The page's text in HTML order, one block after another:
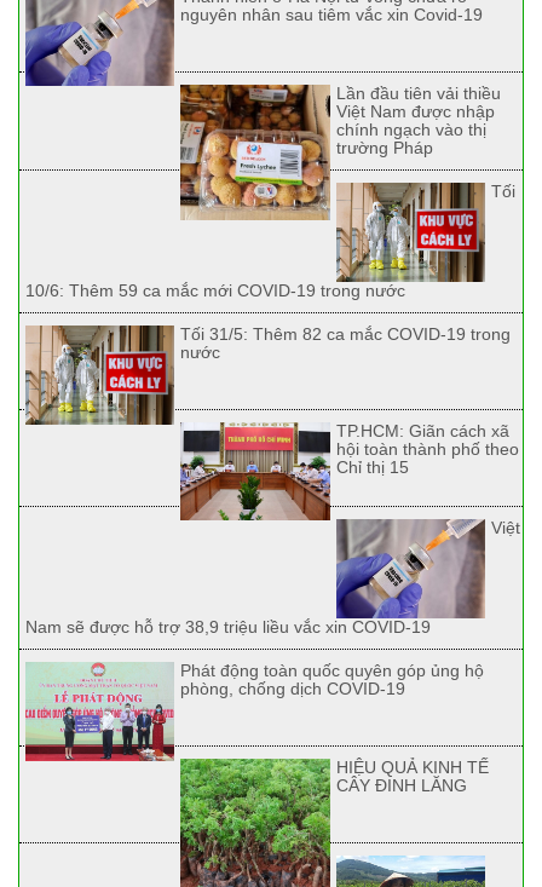
nguyên nhân sau tiêm vắc xin Covid-19
Lần đầu tiên vải thiều
Việt Nam được nhập
chính ngạch vào thị
trường Pháp
Tối
10/6: Thêm 59 ca mắc mới COVID-19 trong nước
Tối 31/5: Thêm 82 ca mắc COVID-19 trong
nước
TP.HCM: Giãn cách xã
hội toàn thành phố theo
Chỉ thị 15
Việt
Nam sẽ được hỗ trợ 38,9 triệu liều vắc xin COVID-19
Phát động toàn quốc quyên góp ủng hộ
phòng, chống dịch COVID-19
HIỆU QUẢ KINH TẾ
CÂY ĐINH LĂNG